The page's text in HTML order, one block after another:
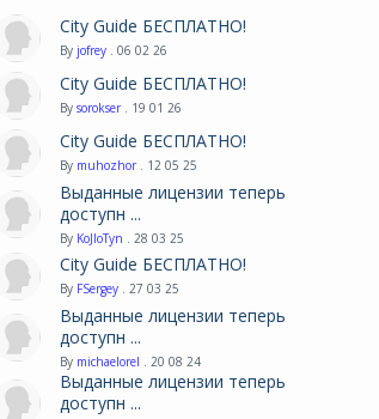
City Guide БЕСПЛАТНО!
By jofrey . 06 02 26
City Guide БЕСПЛАТНО!
Bysorokser . 19 01 26
City Guide БЕСПЛАТНО!
By muhozhor . 12 05 25
Выданные лицензии теперь
доступн ...
By KoJIoTyn . 28 03 25
City Guide БЕСПЛАТНО!
By FSergey . 27 03 25
Выданные лицензии теперь
доступн ...
By michaelorel . 20 08 24
Выданные лицензии теперь
доступн ...